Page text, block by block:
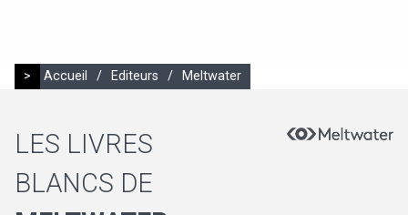
> Accueil / Editeurs / Meltwater
LES LIVRES
BLANCS DE